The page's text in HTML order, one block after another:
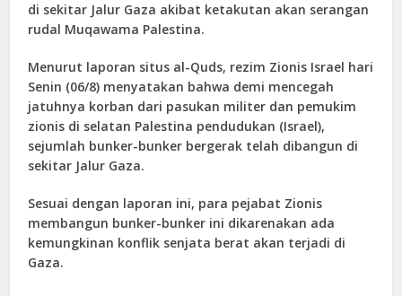
di sekitar Jalur Gaza akibat ketakutan akan serangan
rudal Muqawama Palestina.
Menurut laporan situs al-Quds, rezim Zionis Israel hari
Senin (06/8) menyatakan bahwa demi mencegah
jatuhnya korban dari pasukan militer dan pemukim
zionis di selatan Palestina pendudukan (Israel),
sejumlah bunker-bunker bergerak telah dibangun di
sekitar Jalur Gaza.
Sesuai dengan laporan ini, para pejabat Zionis
membangun bunker-bunker ini dikarenakan ada
kemungkinan konflik senjata berat akan terjadi di
Gaza.